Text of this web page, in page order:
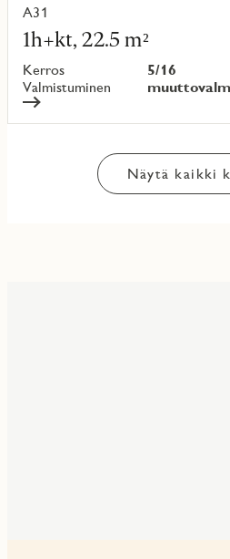
A31
1h+kt, 22.5 m²
Kerros
5/16
Valmistuminen
Lue
lisää
kohteesta
Näytä kaikki